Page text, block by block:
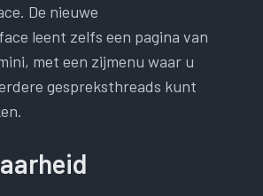
De nieuwe
leent zelfs een pagina van
met een zijmenu waar u
gespreksthreads kunt